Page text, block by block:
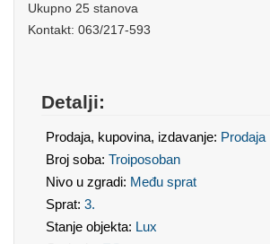
Ukupno 25 stanova
Kontakt: 063/217-593
Detalji:
Prodaja, kupovina, izdavanje: Prodaja
Broj soba: Troiposoban
Nivo u zgradi: Među sprat
Sprat: 3.
Stanje objekta: Lux